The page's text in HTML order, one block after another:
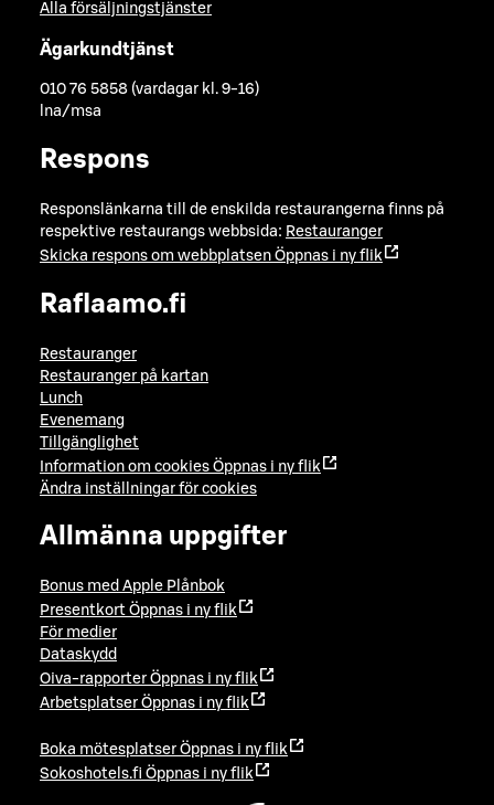
Alla försäljningstjänster
Ägarkundtjänst
010 76 5858 (vardagar kl. 9-16)
lna/msa
Respons
Responslänkarna till de enskilda restaurangerna finns på
respektive restaurangs webbsida: Restauranger
Skicka respons om webbplatsen Öppnas i ny flik
Raflaamo.fi
Restauranger
Restauranger på kartan
Lunch
Evenemang
Tillgänglighet
Information om cookies Öppnas i ny flik
Ändra inställningar för cookies
Allmänna uppgifter
Bonus med Apple Plånbok
Presentkort Öppnas i ny flik
För medier
Dataskydd
Oiva-rapporter Öppnas i ny flik
Arbetsplatser Öppnas i ny flik
Boka mötesplatser Öppnas i ny flik
Sokoshotels.fi Öppnas i ny flik